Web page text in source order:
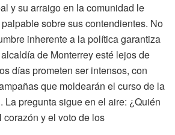
y su arraigo en la comunidad le
sobre sus contendientes. No
inherente a la política garantiza
de Monterrey esté lejos de
días prometen ser intensos, con
que moldearán el curso de la
La pregunta sigue en el aire: ¿Quién
y el voto de los